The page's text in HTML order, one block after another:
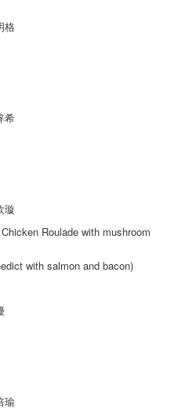
格
希
璇
Roulade with mushroom
with salmon and bacon)
瑜